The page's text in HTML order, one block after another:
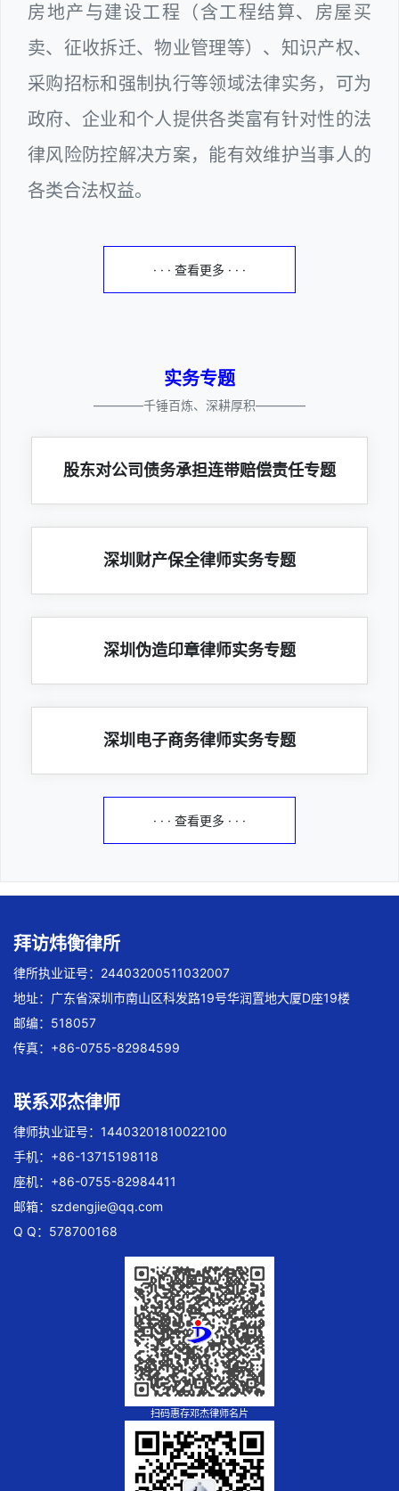
房地产与建设工程（含工程结算、房屋买
卖、征收拆迁、物业管理等）、知识产权、
采购招标和强制执行等领域法律实务，可为
政府、企业和个人提供各类富有针对性的法
律风险防控解决方案，能有效维护当事人的
各类合法权益。
· · · 查看更多 · · ·
实务专题
————千锤百炼、深耕厚积————
股东对公司债务承担连带赔偿责任专题
深圳财产保全律师实务专题
深圳伪造印章律师实务专题
深圳电子商务律师实务专题
· · · 查看更多 · · ·
拜访炜衡律所
律所执业证号：24403200511032007
地址：广东省深圳市南山区科发路19号华润置地大厦D座19楼
邮编：518057
传真：+86-0755-82984599
联系邓杰律师
律师执业证号：14403201810022100
手机：+86-13715198118
座机：+86-0755-82984411
邮箱： szdengjie@qq.com
Q Q：578700168
扫码惠存邓杰律师名片